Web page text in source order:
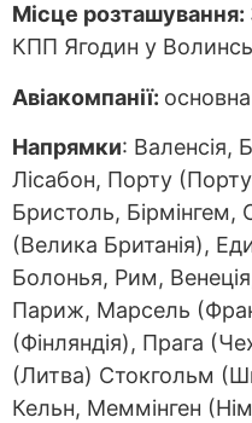
Місце розташування:
КПП Ягодин у
Авіакомпанії: основна
Напрямки: Валенсія,
Лісабон, Порту
Бристоль, Бірмінгем,
(Велика Британія),
Болонья, Рим,
Париж, Марсель
(Фінляндія), Прага
(Литва) Стокгольм
Кельн, Меммінген